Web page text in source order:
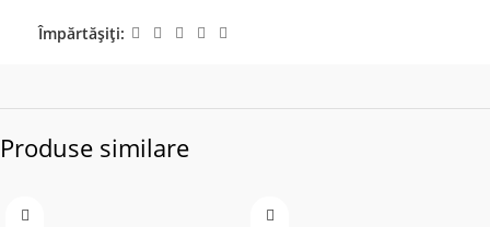
Împărtășiți:
Produse similare